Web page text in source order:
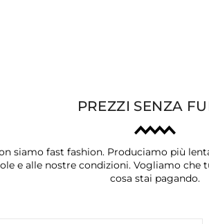
PREZZI SENZA
siamo fast fashion. Produciamo più
e alle nostre condizioni. Vogliamo che
cosa stai pagando.